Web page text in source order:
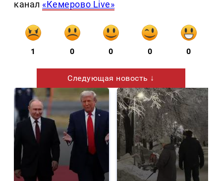
канал «Кемерово Live»
1 0 0 0 0
Следующая новость ↓